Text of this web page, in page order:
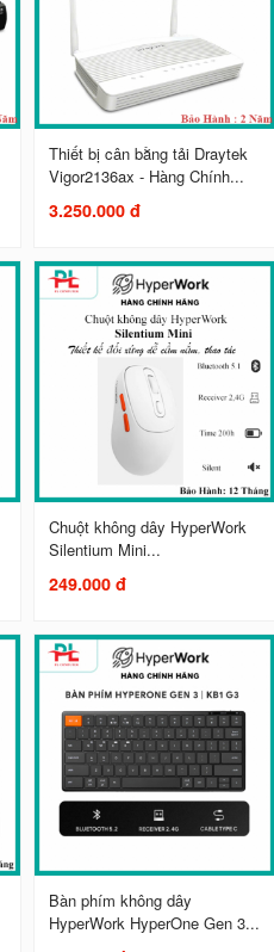
Thiết bị cân bằng tải Draytek
Vigor2136ax - Hàng Chính...
3.250.000 đ
Chuột không dây HyperWork
Silentium Mini...
249.000 đ
Bàn phím không dây
HyperWork HyperOne Gen 3...